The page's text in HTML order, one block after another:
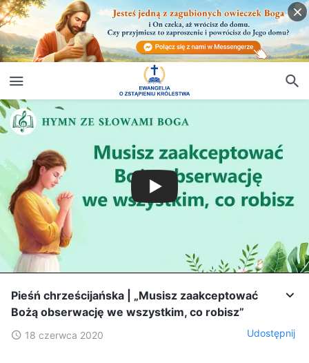
Pieśń chrześcijańska | „Musisz zaakceptować
Bożą obserwację we wszystkim, co robisz”
18 czerwca 2020 Udostępnij